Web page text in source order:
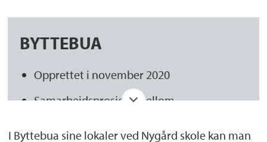
BYTTEBUA
Opprettet i november 2020
Samarbeidsprosjekt mellom
I Byttebua sine lokaler ved Nygård skole kan man